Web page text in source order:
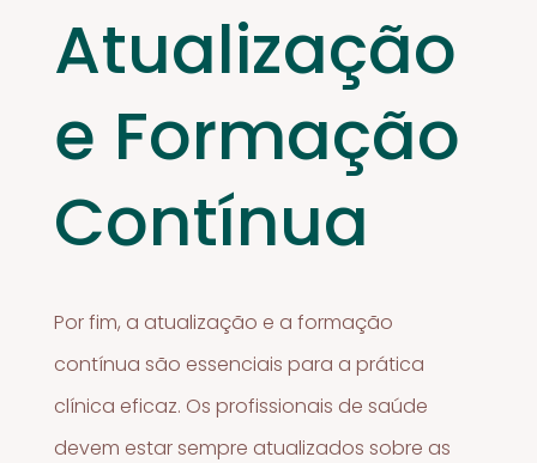
Atualização
e Formação
Contínua
Por fim, a atualização e a formação
contínua são essenciais para a prática
clínica eficaz. Os profissionais de saúde
devem estar sempre atualizados sobre as